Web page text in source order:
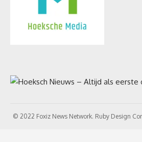
© 2022 Foxiz News Network. Ruby Design